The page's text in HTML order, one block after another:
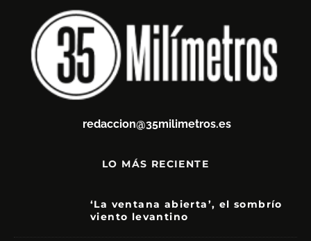
redaccion@35milimetros.es
LO MÁS RECIENTE
‘La ventana abierta’, el sombrío
viento levantino